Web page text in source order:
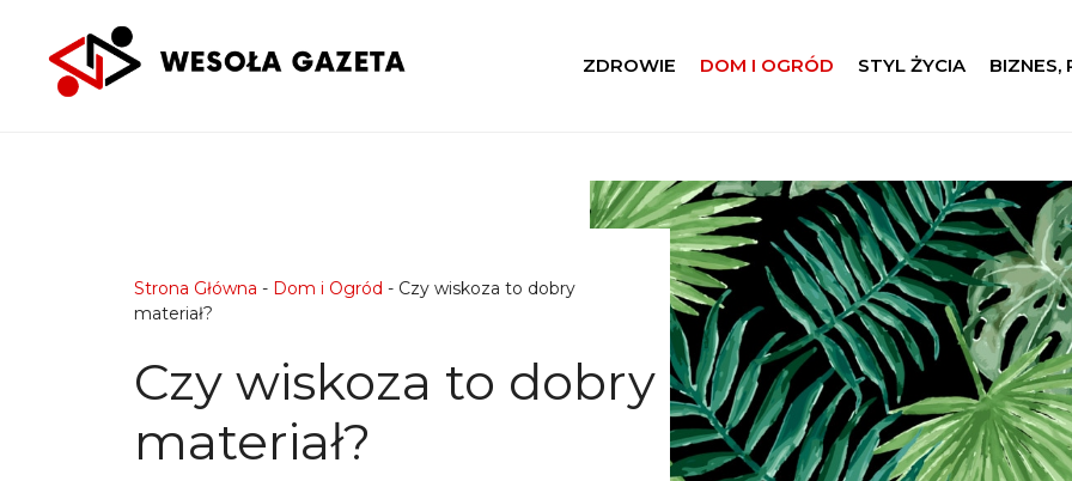
treści
ZDROWIE DOM I OGRÓD STYL ŻYCIA BIZNES,
Strona Główna - Dom i Ogród - Czy wiskoza to dobry
materiał?
Czy wiskoza to dobry
materiał?